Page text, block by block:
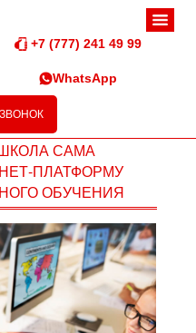
+7 (777) 241 49 99
WhatsApp
САМА
ПЛАТФОРМУ
ОБУЧЕНИЯ